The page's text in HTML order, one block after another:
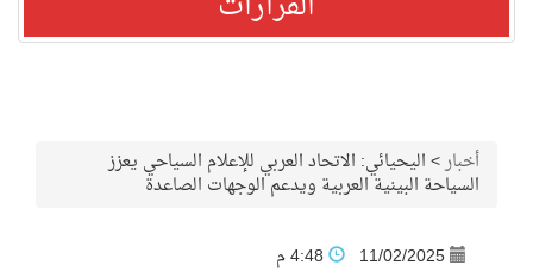
أخبار>اليحيائي: الاتحاد العربي للإعلام السياحي يعزز
السياحة البينية العربية ويدعم الوجهات الصاعدة
11/02/2025